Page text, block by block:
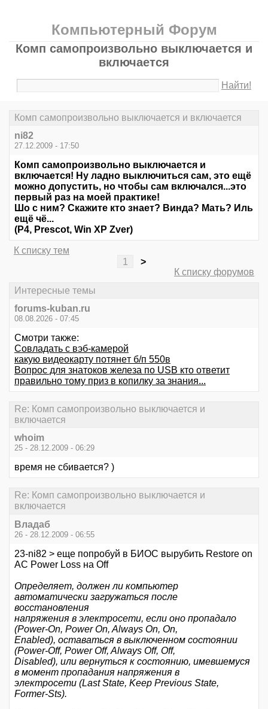
Компьютерный Форум
Комп самопроизвольно выключается и
включается
Найти!
Комп самопроизвольно выключается и включается
ni82
27.12.2009 - 17:50
Комп самопроизвольно выключается и
включается! Ну ладно выключиться сам, это ещё
можно допустить, но чтобы сам включался...это
первый раз на моей практике!
Шо с ним? Скажите кто знает? Винда? Мать? Иль
ещё чё...
(P4, Prescot, Win XP Zver)
К списку тем
1
>
К списку форумов
Интересные темы
forums-kuban.ru
08.08.2026 - 07:45
Смотри также:
Совладать с вэб-камерой
кaкую видeокaрту потянeт б/п 550в
Вопрос для знатоков железа по USB кто ответит
правильно тому приз в копилку за знания...
Re: Комп самопроизвольно выключается и
включается
whoim
25 - 28.12.2009 - 06:29
время не сбивается? )
Re: Комп самопроизвольно выключается и
включается
Владаб
26 - 28.12.2009 - 06:55
23-ni82 > еще попробуй в БИОС вырубить Restore on
AC Power Loss на Off
Определяет, должен ли компьютер
автоматически загружаться после
восстановления
напряжения в электросети, если оно пропадало
(Power-On, Power On, Always On, On,
Enabled), оставаться в выключенном состоянии
(Power-Off, Power Off, Always Off, Off,
Disabled), или вернуться к состоянию, имевшемуся
в момент пропадания напряжения в
электросети (Last State, Keep Previous State,
Former-Sts).